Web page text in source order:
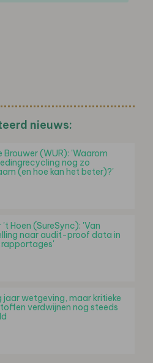
nieuws:
Brouwer (WUR): 'Waarom
nog zo
(en hoe kan het beter)?'
't Hoen (SureSync): 'Van
naar audit-proof data in
jaar wetgeving, maar kritieke
verdwijnen nog steeds